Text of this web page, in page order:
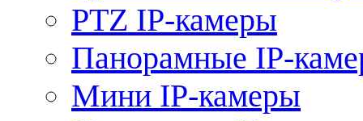
PTZ IP-камеры
Панорамные IP-
Мини IP-камеры